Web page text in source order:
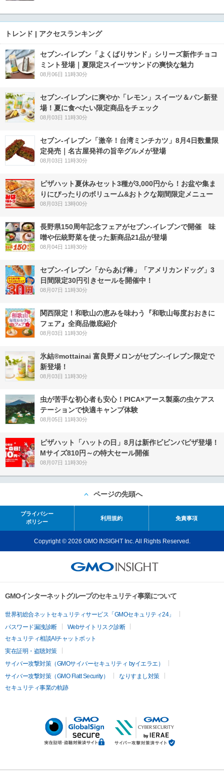
トレンド | アクセスランキング
セブン‐イレブン「よくばりサンド」シリーズ新作チョコ
ミント登場｜夏限定スイーツサンドの爽快な魅力
08月06日 11時30分
セブン‐イレブンに爽やか「レモン」スイーツ＆パン新登
場！夏に食べたい限定商品をチェック
08月03日 11時30分
セブン-イレブン「激辛！台湾ミンチカツ」8月4日数量限
定発売｜名古屋発祥の旨辛グルメが登場
08月03日 11時30分
ピザハット夏休みセット3種が3,000円から！お盆や集ま
りにぴったりのボリューム&おトクな期間限定メニュー
08月03日 13時00分
長野県150周年記念フェアがセブン-イレブンで開催 味
噌や伝統野菜を使った新商品21品が登場
08月04日 11時30分
セブン‐イレブン「からあげ棒」「アメリカンドッグ」3
日間限定30円引きセールを開催中！
08月07日 11時30分
関西限定！和歌山の恵みを味わう『和歌山毎度おおきに
フェア』全商品徹底紹介
08月03日 11時30分
氷結®mottainai 富良野メロンがセブン‐イレブン限定で
新登場！
08月03日 11時30分
虫が苦手な初心者も安心！PICA×アース製薬の虫ケアス
テーションで快適キャンプ体験
08月05日 11時30分
ピザハット「ハットの日」8月は新作ビビンバピザ登場！
Mサイズ810円～の特大セール開催
08月07日 11時30分
ページの先頭へ
プライバシー
ポリシー
利用規約 免責事項
Copyright © 2026 GMO INSIGHT Inc. All Rights Reserved.
GMOインターネットグループのセキュリティ事業について
世界初総合ネットセキュリティサービス「GMOセキュリティ24」
パスワード漏洩診断
Webサイトリスク診断
セキュリティ相談AIチャットボット
実在証明・盗聴対策
サイバー攻撃対策（GMOサイバーセキュリティ byイエラエ）
サイバー攻撃対策（GMO Flatt Security）
なりすまし対策
セキュリティ事業の軌跡